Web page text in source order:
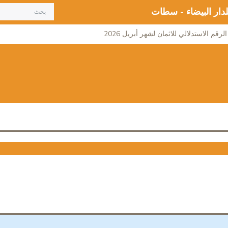
البيضاء - سطات
الاستدلالي للاثمان لشهر أبريل 2026